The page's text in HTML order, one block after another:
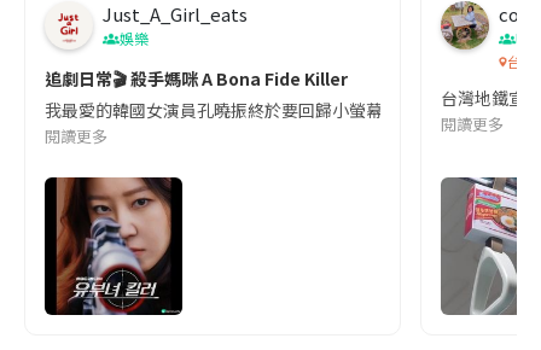
Just_A_Girl_eats
娛樂
追劇日常🎬 殺手媽咪 A Bona Fide Killer
我最愛的韓國女演員孔曉振終於要回歸小螢幕啦!這次的劇本改編
閱讀更多
co
吹
台灣
台灣地鐵宣
閱讀更多